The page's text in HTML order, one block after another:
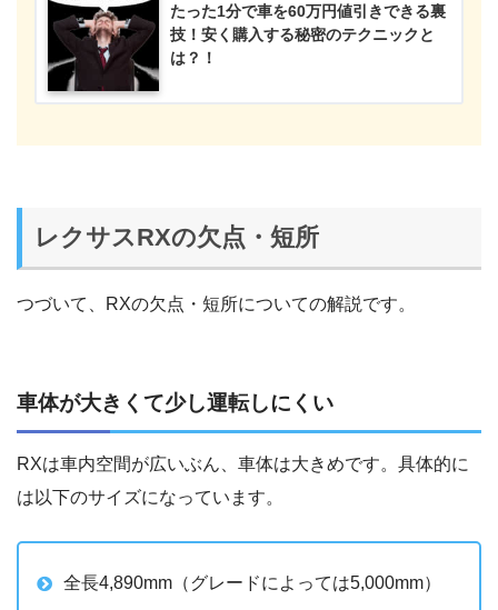
たった1分で車を60万円値引きできる裏
技！安く購入する秘密のテクニックと
は？！
レクサスRXの欠点・短所
つづいて、RXの欠点・短所についての解説です。
車体が大きくて少し運転しにくい
RXは車内空間が広いぶん、車体は大きめです。具体的に
は以下のサイズになっています。
全長4,890mm（グレードによっては5,000mm）